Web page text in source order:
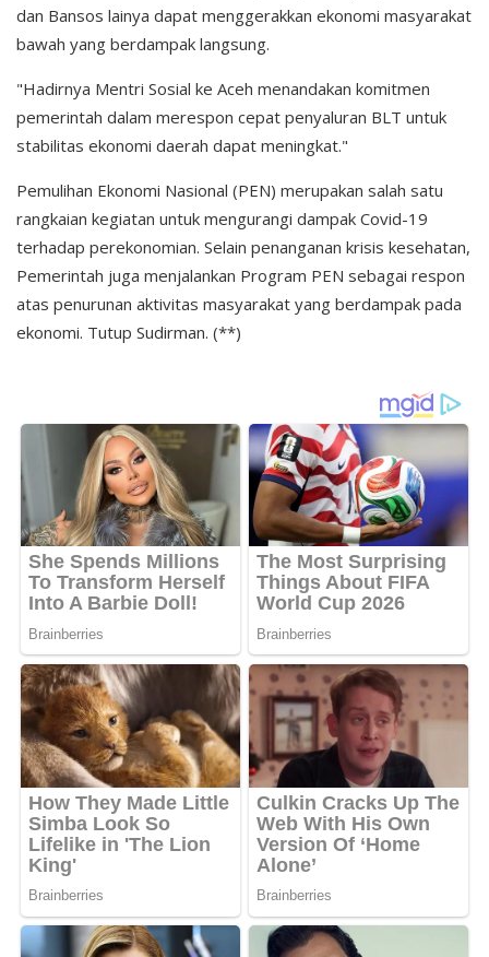
dan Bansos lainya dapat menggerakkan ekonomi masyarakat
bawah yang berdampak langsung.
"Hadirnya Mentri Sosial ke Aceh menandakan komitmen
pemerintah dalam merespon cepat penyaluran BLT untuk
stabilitas ekonomi daerah dapat meningkat."
Pemulihan Ekonomi Nasional (PEN) merupakan salah satu
rangkaian kegiatan untuk mengurangi dampak Covid-19
terhadap perekonomian. Selain penanganan krisis kesehatan,
Pemerintah juga menjalankan Program PEN sebagai respon
atas penurunan aktivitas masyarakat yang berdampak pada
ekonomi. Tutup Sudirman. (**)